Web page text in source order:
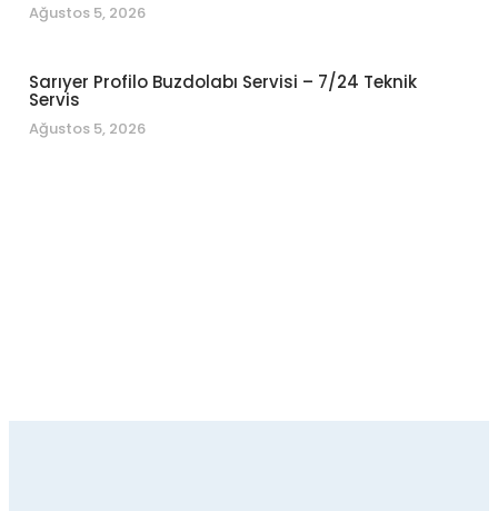
Ağustos 5, 2026
Sarıyer Profilo Buzdolabı Servisi – 7/24 Teknik
Servis
Ağustos 5, 2026